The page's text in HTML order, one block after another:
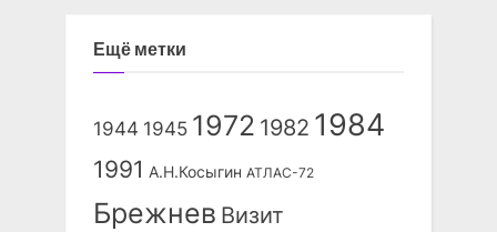
Ещё метки
1944 1945 1972 1982 1984
1991 А.Н.Косыгин АТЛАС-72
Брежнев Визит